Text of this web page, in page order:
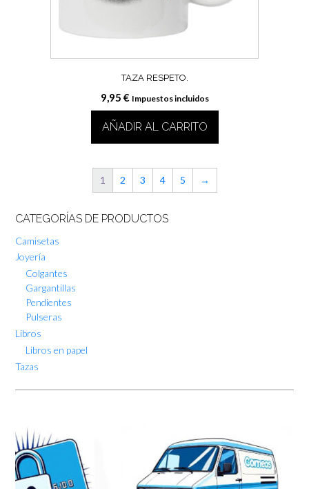
TAZA RESPETO.
9,95 € Impuestos incluidos
AÑADIR AL CARRITO
1 2 3 4 5 →
CATEGORÍAS DE PRODUCTOS
Camisetas
Joyería
Colgantes
Gargantillas
Pendientes
Pulseras
Libros
Libros en papel
Tazas